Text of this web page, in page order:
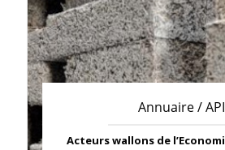
Annuaire / API
Acteurs wallons de